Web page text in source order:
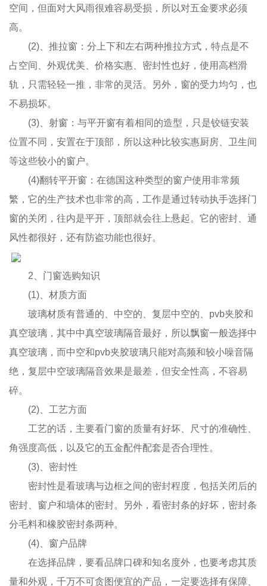
空间，但面对大风雨很难容易受损，所以对五金要求必须
高。
(2)、推拉窗：分上下和左右两种推拉方式，特点是不
占空间、外观优美、价格实惠、密封性也好，使用高档滑
轨，只需轻轻一推，非常的灵活。另外，窗的受力均匀，也
不易损坏。
(3)、射窗：与平开窗有着相同的造型，只是铰链安装
位置不同，安置在于顶部，所以这种比较实惠厨房、卫生间
等这些较小的窗户。
(4)翻转平开窗：在德国这种类型的窗户使用非常频
繁，它的生产技术也非常的高，工作是通过转动执手选择门
窗的关闭，往内是平开，顶部就会往上悬起。它的密封、通
风性都很好，还有防盗功能也很好。
2、门窗选购知识
(1)、材质方面
玻璃材质有普通的、中空的、复层中空的、pvb夹胶和
真空玻璃，其中中真空玻璃隔音最好，所以飘窗一般选择中
真空玻璃，而中空和pvb夹胶玻璃只能对高频和较小噪音隔
绝，复层中空玻璃隔音效果是最差，但安全性高，不容易
碎。
(2)、工艺方面
工艺的话，主要看门窗的质量有好坏、尺寸的准确性、
角强度高低，以及它的五金配件配套是否合理性。
(3)、密封性
密封性是看玻璃与边框之间的密封程度，包括关闭后的
密封、窗户和墙体的密封。另外，看密封条的好坏，密封条
分毛料和橡胶密封条两种。
(4)、窗户品牌
在选择品牌，要看品牌口碑和知名度外，也要考虑其质
量和外观，千万不可贪图便宜的产品，一定要选择有保障、